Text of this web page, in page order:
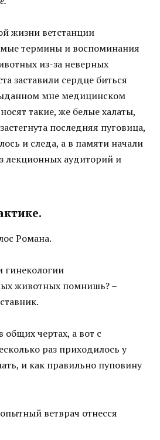
жизни ветстанции
термины и воспоминания
из-за неверных
заставили сердце биться
мне медицинском
такие, же белые халаты,
последняя пуговица,
и следа, а в памяти начали
лекционных аудиторий и
Романа.
гинекологии
животных помнишь? –
чертах, а вот с
раз приходилось у
и как правильно пуповину
ветврач отнесся